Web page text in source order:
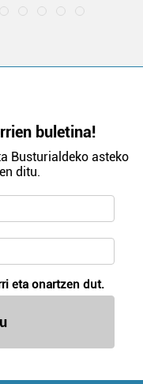
buletina!
Busturialdeko asteko
ditu.
eta onartzen dut.